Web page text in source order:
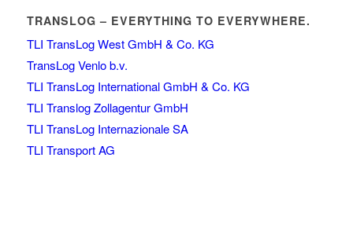
TRANSLOG – EVERYTHING TO EVERYWHERE.
TLI TransLog West GmbH & Co. KG
TransLog Venlo b.v.
TLI TransLog International GmbH & Co. KG
TLI Translog Zollagentur GmbH
TLI TransLog Internazionale SA
TLI Transport AG